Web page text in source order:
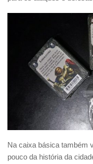
Na caixa básica também
pouco da história da